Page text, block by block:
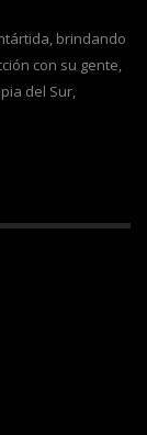
brindando
con su gente,
del Sur,